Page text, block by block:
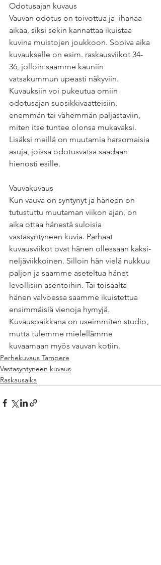
Odotusajan kuvaus
Vauvan odotus on toivottua ja  ihanaa
aikaa, siksi sekin kannattaa ikuistaa
kuvina muistojen joukkoon. Sopiva aika
kuvaukselle on esim. raskausviikot 34-
36, jolloin saamme kauniin
vatsakummun upeasti näkyviin.
Kuvauksiin voi pukeutua omiin
odotusajan suosikkivaatteisiin,
enemmän tai vähemmän paljastaviin,
miten itse tuntee olonsa mukavaksi.
Lisäksi meillä on muutamia harsomaisia
asuja, joissa odotusvatsa saadaan
hienosti esille.
Vauvakuvaus
Kun vauva on syntynyt ja häneen on
tutustuttu muutaman viikon ajan, on
aika ottaa hänestä suloisia
vastasyntyneen kuvia. Parhaat
kuvausviikot ovat hänen ollessaan kaksi-
neljäviikkoinen. Silloin hän vielä nukkuu
paljon ja saamme aseteltua hänet
levollisiin asentoihin. Tai toisaalta
hänen valvoessa saamme ikuistettua
ensimmäisiä vienoja hymyjä.
Kuvauspaikkana on useimmiten studio,
mutta tulemme mielellämme
kuvaamaan myös vauvan kotiin.
Perhekuvaus Tampere
Vastasyntyneen kuvaus
Raskausaika